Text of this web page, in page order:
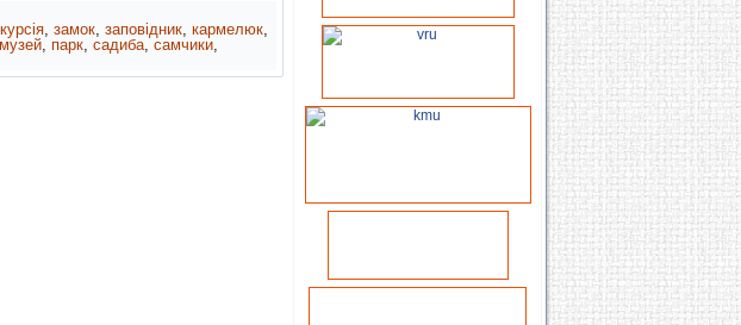
, замок, заповідник, кармелюк,
музей, парк, садиба, самчики,